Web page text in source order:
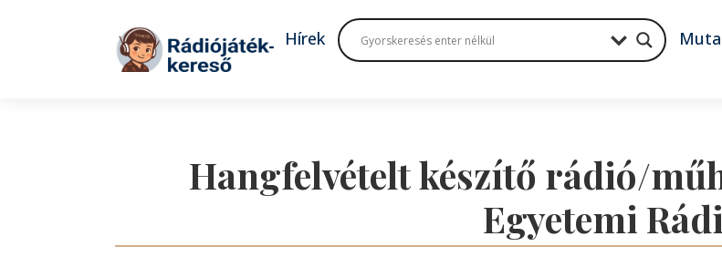
Tovább a tartalomhoz
Hírek
Hangfelvételt készítő rádió/
Egyetemi